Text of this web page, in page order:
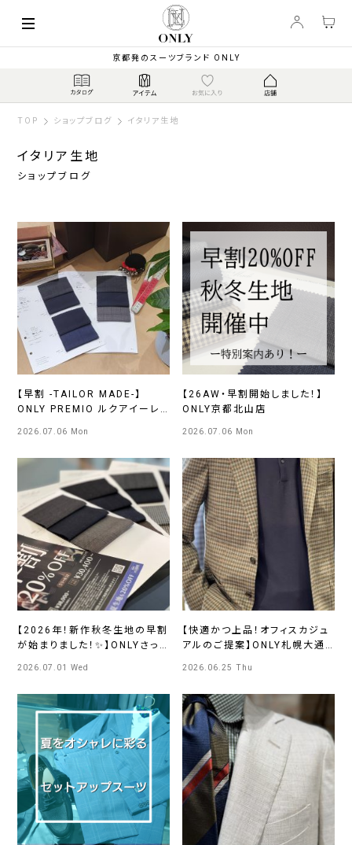
京都発のスーツブランド ONLY
TOP ショップブログ イタリア生地
イタリア生地
ショップブログ
【早割 -TAILOR MADE-】
ONLY PREMIO ルクアイーレ
2026.07.06 Mon
【26AW・早割開始しました！】
ONLY京都北山店
2026.07.06 Mon
【2026年！新作秋冬生地の早割
が始まりました！✨】ONLYさっ
2026.07.01 Wed
【快適かつ上品！オフィスカジュ
アルのご提案】ONLY札幌大通
2026.06.25 Thu